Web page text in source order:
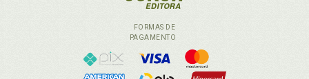
FORMAS DE
PAGAMENTO